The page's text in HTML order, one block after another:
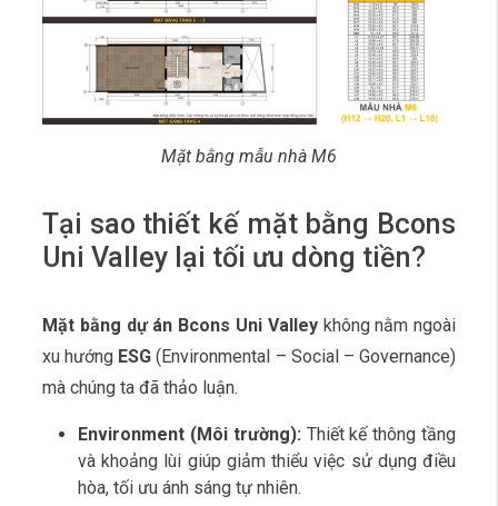
Mặt bằng mẫu nhà M6
Tại sao thiết kế mặt bằng Bcons
Uni Valley lại tối ưu dòng tiền?
Mặt bằng dự án Bcons Uni Valley không nằm ngoài
xu hướng ESG (Environmental – Social – Governance)
mà chúng ta đã thảo luận.
Environment (Môi trường): Thiết kế thông tầng
và khoảng lùi giúp giảm thiểu việc sử dụng điều
hòa, tối ưu ánh sáng tự nhiên.